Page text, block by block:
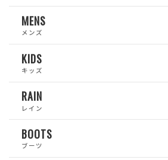
MENS
メンズ
KIDS
キッズ
RAIN
レイン
BOOTS
ブーツ